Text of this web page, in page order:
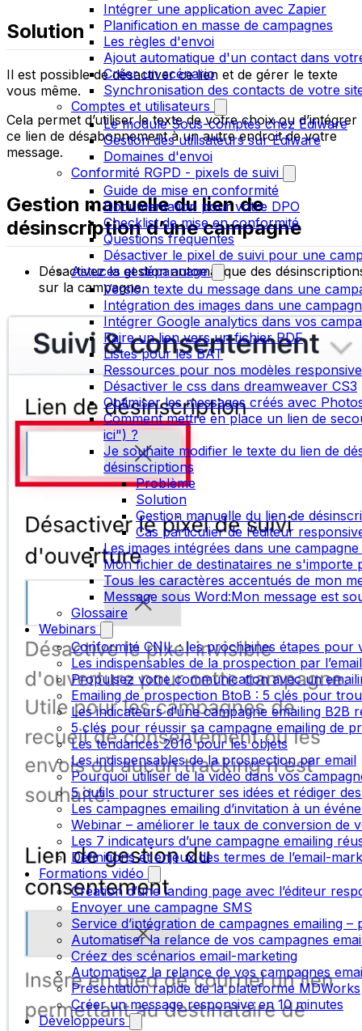
Intégrer une application avec Zapier
Planification en masse de campagnes
Les règles d'envoi
Ajout automatique d'un contact dans
Créer un scénario
Synchronisation des contacts de votre
Comptes et utilisateurs
Le module Sous-comptes chez Ediware
Gestion des utilisateurs sur Ediware
Domaines d'envoi
Conformité RGPD - pixels de suivi
Guide de mise en conformité
Documentation pour votre DPO
Checklist de mise en conformité
Questions fréquentes
Désactiver le pixel de suivi pour une
Astuces et dépannage
Version texte du message dans une
Intégration des images dans une
Intégrer Google analytics dans vos
Faire un lien vers un fichier PDF
Listes pour les BAT
Ressources pour nos modèles
Désactiver le css dans dreamweaver CS3
Optimiser les messages créés avec
Comment mettre en place un lien de
ici") ?
Je souhaite modifier le texte du lien de
désinscriptions
Problème
Solution
Gestion manuelle du lien de
Cas particulier de l’éditeur
Les images intégrées dans une
Mon fichier de destinataires ne s'importe
Tous les caractères accentués de mon
Message sous Word:Mon message est
Glossaire
Webinars
Conformité CNIL : les prochaines étapes pour
Les indispensables de la prospection par
Propulsez votre communication avec un
Emailing de prospection BtoB : 5 clés pour
Les indicateurs d’une campagne emailing B2B
5 clés pour réussir sa campagne emailing de
Les tendances 2016 pour les objets
Les indispensables de la prospection par email
Pourquoi utiliser de la vidéo dans vos
5 outils pour structurer ses idées et rédiger
Les campagnes emailing d’invitation à un
Webinar – améliorer le taux de conversion de
Les 7 indicateurs d’une campagne emailing
Définitions et enjeux des termes de l’email-
Formations vidéo
Création d’une landing page avec l’éditeur
Envoyer une campagne SMS
Service d’intégration de campagnes emailing –
Automatiser la relance de vos campagnes
Créez des scénarios email-marketing
Automatisez la relance de vos campagnes
Présentation rapide de la plateforme MDWorks
Créer un message responsive en 10 minutes
Développeurs
Solution
Il est possible de désactiver ce lien et de gérer le texte
vous même.
Cela permet d’utiliser le texte de votre choix ou d’intégrer
ce lien de désabonnement à un autre endroit de votre
message.
Gestion manuelle du lien de
désinscription d’une campagne
Désactivez la gestion automatique des
sur la campagne.